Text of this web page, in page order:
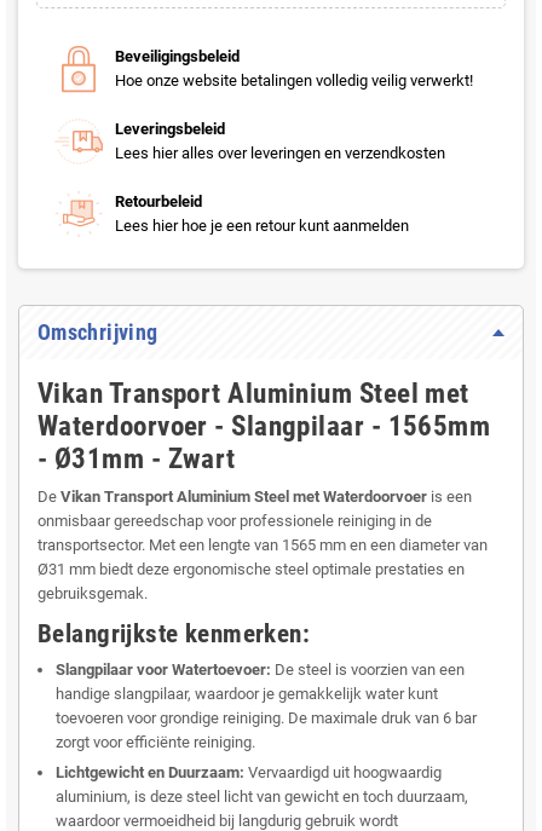
Beveiligingsbeleid
Hoe onze website betalingen volledig veilig verwerkt!
Leveringsbeleid
Lees hier alles over leveringen en verzendkosten
Retourbeleid
Lees hier hoe je een retour kunt aanmelden
Omschrijving
Vikan Transport Aluminium Steel met
Waterdoorvoer - Slangpilaar - 1565mm
- Ø31mm - Zwart
De Vikan Transport Aluminium Steel met Waterdoorvoer is een
onmisbaar gereedschap voor professionele reiniging in de
transportsector. Met een lengte van 1565 mm en een diameter van
Ø31 mm biedt deze ergonomische steel optimale prestaties en
gebruiksgemak.
Belangrijkste kenmerken:
Slangpilaar voor Watertoevoer: De steel is voorzien van een
handige slangpilaar, waardoor je gemakkelijk water kunt
toevoeren voor grondige reiniging. De maximale druk van 6 bar
zorgt voor efficiënte reiniging.
Lichtgewicht en Duurzaam: Vervaardigd uit hoogwaardig
aluminium, is deze steel licht van gewicht en toch duurzaam,
waardoor vermoeidheid bij langdurig gebruik wordt